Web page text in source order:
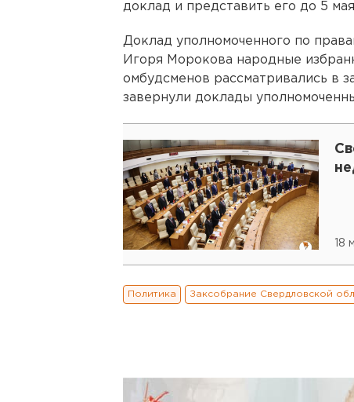
доклад и представить его до 5
Доклад уполномоченного по
Игоря Морокова народные
омбудсменов рассматривались в
завернули доклады
18
Политика Заксобрание Свердловской